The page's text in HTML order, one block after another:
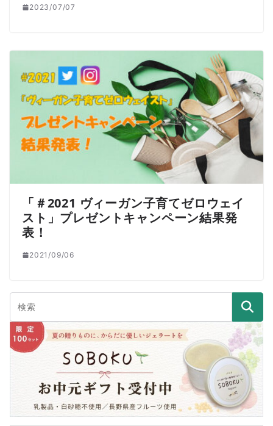
2023/07/07
「＃2021 ヴィーガン子育てゼロウェイ
スト」プレゼントキャンペーン結果発
表！
2021/09/06